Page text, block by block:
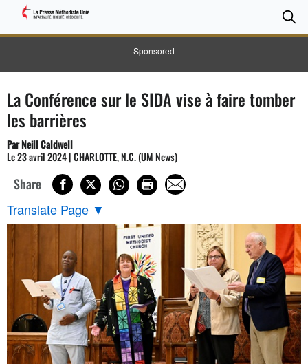
Sponsored
La Conférence sur le SIDA vise à faire tomber
les barrières
Par Neill Caldwell
Le 23 avril 2024 | CHARLOTTE, N.C. (UM News)
Share
Translate Page ▼